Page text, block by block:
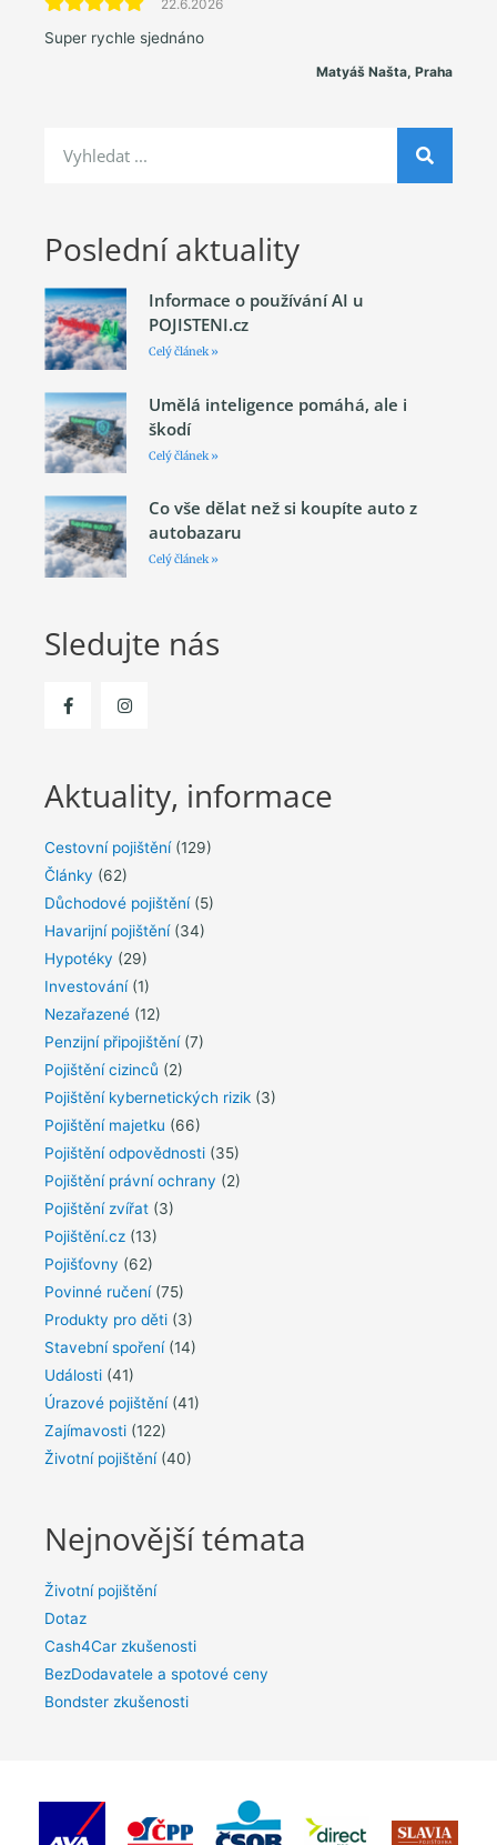
22.6.2026
Super rychle sjednáno
Matyáš Našta, Praha
Poslední aktuality
Informace o používání AI u
POJISTENI.cz
Celý článek »
Umělá inteligence pomáhá, ale i
škodí
Celý článek »
Co vše dělat než si koupíte auto z
autobazaru
Celý článek »
Sledujte nás
Aktuality, informace
Cestovní pojištění(129)
Články (62)
Důchodové pojištění(5)
Havarijní pojištění(34)
Hypotéky (29)
Investování(1)
Nezařazené (12)
Penzijní připojištění(7)
Pojištění cizinců (2)
Pojištění kybernetických rizik (3)
Pojištění majetku (66)
Pojištění odpovědnosti (35)
Pojištění právní ochrany (2)
Pojištění zvířat (3)
Pojištění.cz (13)
Pojišťovny (62)
Povinné ručení(75)
Produkty pro děti (3)
Stavební spoření(14)
Události (41)
Úrazové pojištění(41)
Zajímavosti (122)
Životní pojištění(40)
Nejnovější témata
Životní pojištění
Dotaz
Cash4Car zkušenosti
BezDodavatele a spotové ceny
Bondster zkušenosti